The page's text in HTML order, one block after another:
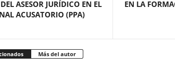
ASESOR JURÍDICO EN EL
ACUSATORIO (PPA)
EN LA
Más del autor